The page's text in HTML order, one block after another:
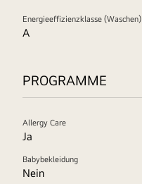
Energieeffizienzklasse (Waschen)
A
PROGRAMME
Allergy Care
Ja
Babybekleidung
Nein